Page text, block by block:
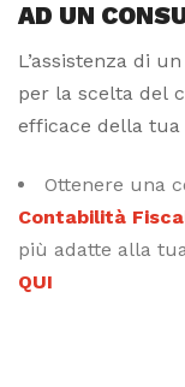
AD UN
L’assistenza di
per la scelta del
efficace della tua
Ottenere una
Contabilità
più adatte alla
QUI